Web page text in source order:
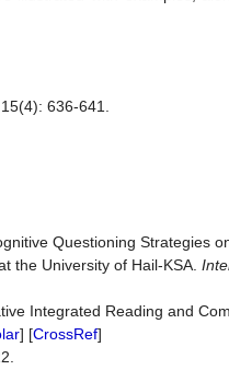
636-641.
Questioning Strategies
the University of Hail-KSA.
Integrated Reading and
] [CrossRef]